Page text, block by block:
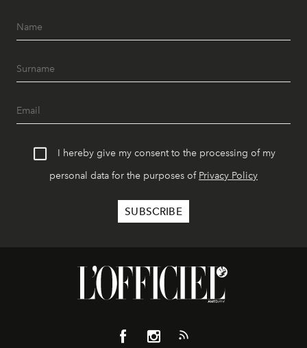
I hereby give my consent to the processing of my
personal data for the purposes of Privacy Policy